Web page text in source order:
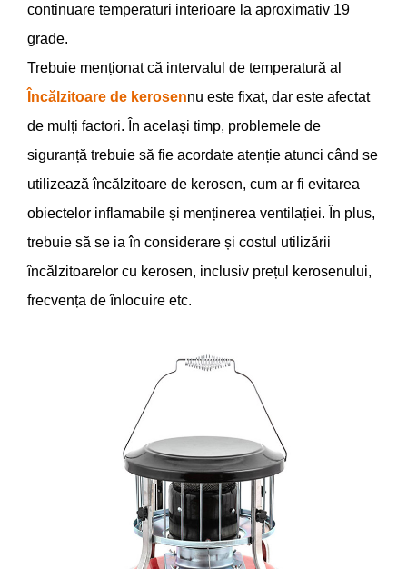
continuare temperaturi interioare la aproximativ 19
grade.
Trebuie menționat că intervalul de temperatură al
Încălzitoare de kerosennu este fixat, dar este afectat
de mulți factori. În același timp, problemele de
siguranță trebuie să fie acordate atenție atunci când se
utilizează încălzitoare de kerosen, cum ar fi evitarea
obiectelor inflamabile și menținerea ventilației. În plus,
trebuie să se ia în considerare și costul utilizării
încălzitoarelor cu kerosen, inclusiv prețul kerosenului,
frecvența de înlocuire etc.